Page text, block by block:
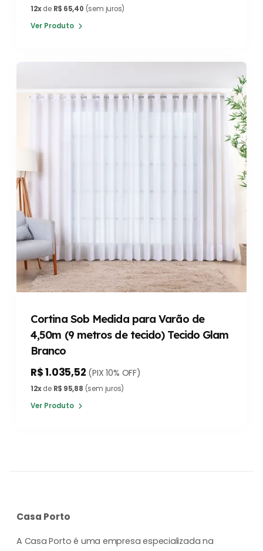
12xde R$ 65,40 (sem juros)
Ver Produto
Cortina Sob Medida para Varão de
4,50m (9 metros de tecido) Tecido Glam
Branco
R$ 1.035,52 (PIX 10% OFF)
12xde R$ 95,88 (sem juros)
Ver Produto
Casa Porto
A Casa Porto é uma empresa especializada na